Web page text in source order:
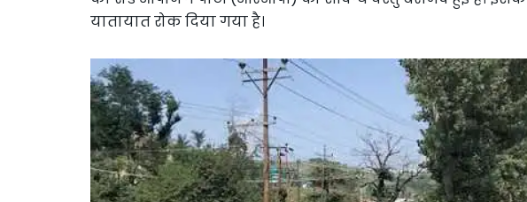
यातायात रोक दिया गया है।